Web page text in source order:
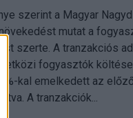
szerint a Magyar
mutat a
szerte. A tranzakciós
fogyasztók
kal emelkedett az
A tranzakciók...